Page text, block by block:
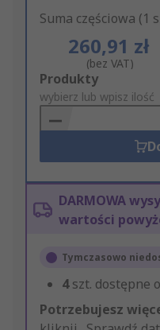
Suma częściowa (1
260,91 zł
(bez VAT)
Add
to
Basket
Produkty
wybierz lub wpisz ilość
DARMOWA
wartości
Tymczasowo
4szt. dostępne
Potrzebujesz